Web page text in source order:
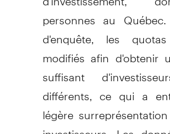
personnes au
d'enquête, les
modifiés afin d'obtenir
suffisant
différents, ce qui a
légère
investisseurs. Les